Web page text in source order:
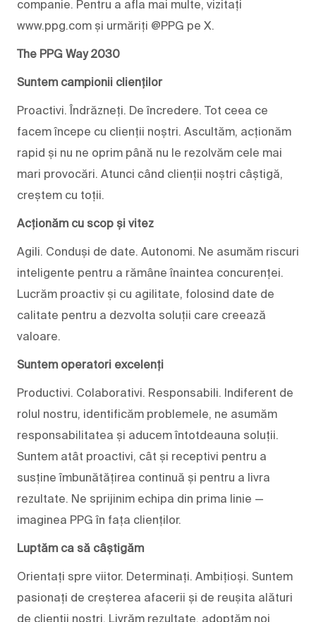
companie. Pentru a afla mai multe, vizitați
www.ppg.com și urmăriți @PPG pe X.
The PPG Way 2030
Suntem campionii clienților
Proactivi. Îndrăzneți. De încredere. Tot ceea ce
facem începe cu clienții noștri. Ascultăm, acționăm
rapid și nu ne oprim până nu le rezolvăm cele mai
mari provocări. Atunci când clienții noștri câștigă,
creștem cu toții.
Acționăm cu scop și vitez
Agili. Conduși de date. Autonomi. Ne asumăm riscuri
inteligente pentru a rămâne înaintea concurenței.
Lucrăm proactiv și cu agilitate, folosind date de
calitate pentru a dezvolta soluții care creează
valoare.
Suntem operatori excelenți
Productivi. Colaborativi. Responsabili. Indiferent de
rolul nostru, identificăm problemele, ne asumăm
responsabilitatea și aducem întotdeauna soluții.
Suntem atât proactivi, cât și receptivi pentru a
susține îmbunătățirea continuă și pentru a livra
rezultate. Ne sprijinim echipa din prima linie —
imaginea PPG în fața clienților.
Luptăm ca să câștigăm
Orientați spre viitor. Determinați. Ambițioși. Suntem
pasionați de creșterea afacerii și de reușita alături
de clienții noștri. Livrăm rezultate, adoptăm noi